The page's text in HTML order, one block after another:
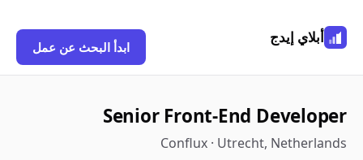
أبلاي إيدج
ابدأ البحث عن عمل
Senior Front-End Developer
Conflux · Utrecht, Netherlands